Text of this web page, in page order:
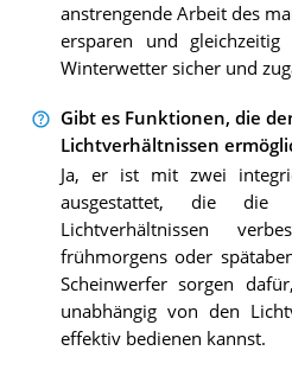
anstrengende Arbeit des
ersparen und
Winterwetter sicher und
Gibt es Funktionen, die
Lichtverhältnissen
Ja, er ist mit zwei
ausgestattet, die die
Lichtverhältnissen
frühmorgens oder
Scheinwerfer sorgen
unabhängig von den
effektiv bedienen kannst.